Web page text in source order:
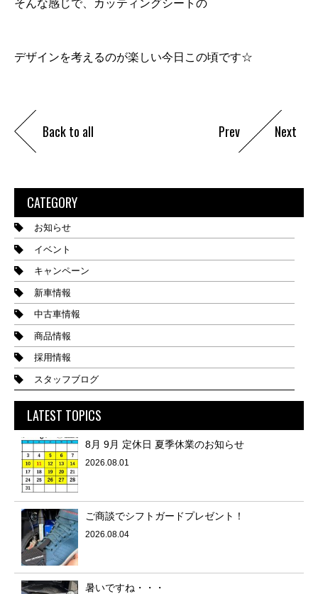
そんな感じで、カッティングシートの
デザインを考えるのが楽しい今日この頃です☆
Back to all Prev Next
CATEGORY
お知らせ
イベント
キャンペーン
新車情報
中古車情報
商品情報
採用情報
スタッフブログ
LATEST TOPICS
8月 9月 定休日 夏季休業のお知らせ
2026.08.01
ご商談でシフトガードプレゼント！
2026.08.04
暑いですね・・・